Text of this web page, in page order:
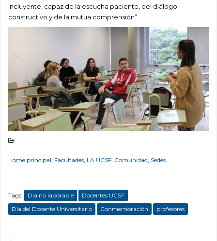
incluyente, capaz de la escucha paciente, del diálogo
constructivo y de la mutua comprensión”.
Home principal, Facultades, LA UCSF, Comunidad, Sedes
Tags: Día no laborable
Docentes UCSF
Día del Docente Universitario
Conmemoración profesores